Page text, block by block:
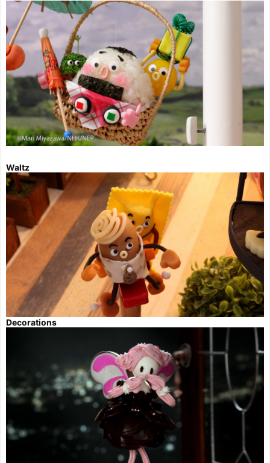
Waltz
Decorations